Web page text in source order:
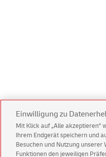
Einwilligung zu
Mit Klick auf „Alle akzeptieren”
Ihrem Endgerät speichern und
Besuchen und Nutzung
Funktionen den jeweiligen